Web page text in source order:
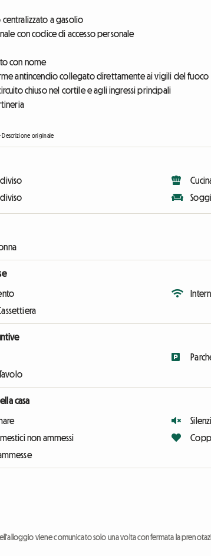
centralizzato a gasolio
con codice di accesso personale
con nome
antincendio collegato direttamente ai vigili del fuoco
chiuso nel cortile e agli ingressi principali
Descrizione originale
casa
non ammessi
viene comunicato solo una volta confermata la